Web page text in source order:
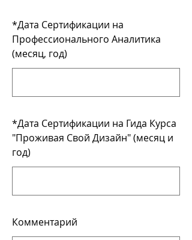
*Дата Сертификации на
Профессионального Аналитика
(месяц, год)
*Дата Сертификации на Гида Курса
"Проживая Свой Дизайн" (месяц и
год)
Комментарий